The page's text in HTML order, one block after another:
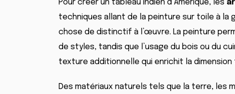
Pour créer un tableau indien d’Amérique, les
techniques allant de la peinture sur toile à la
chose de distinctif à l’œuvre. La peinture
de styles, tandis que l’usage du bois ou du
texture additionnelle qui enrichit la
Des matériaux naturels tels que la terre, les